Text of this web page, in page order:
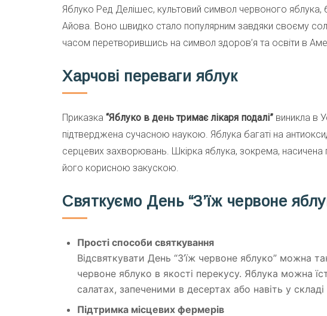
Яблуко Ред Делішес, культовий символ червоного яблука,
Айова. Воно швидко стало популярним завдяки своєму
часом перетворившись на символ здоров’я та освіти в
Харчові переваги яблук
Приказка “Яблуко в день тримає лікаря подалі” виникла в
підтверджена сучасною наукою. Яблука багаті на
серцевих захворювань. Шкірка яблука, зокрема,
його корисною закускою.
Святкуємо День “З’їж червоне
Прості способи святкування
Відсвяткувати День “З’їж червоне яблуко” можна
червоне яблуко в якості перекусу. Яблука можна
салатах, запеченими в десертах або навіть у складі
Підтримка місцевих фермерів